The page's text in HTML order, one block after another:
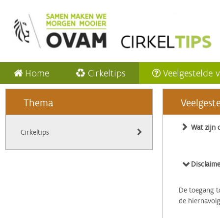
Home Cirkeltips Veelgestelde
Thema
Cirkeltips
Wat zijn
De toegang
de